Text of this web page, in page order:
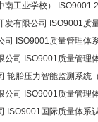
南工业学校）
发有限公司 ISO9001质
司 ISO9001质量管理体
公司 ISO9001质量管理
轮胎压力智能监测系统
量管理体系认证
公司 ISO9001质量管理
ISO9001国际质量体系